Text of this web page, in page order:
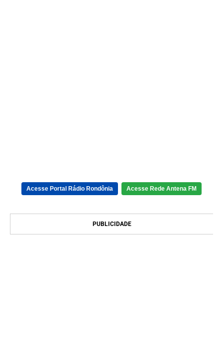
Acesse Portal Rádio Rondônia Acesse Rede Antena FM
PUBLICIDADE